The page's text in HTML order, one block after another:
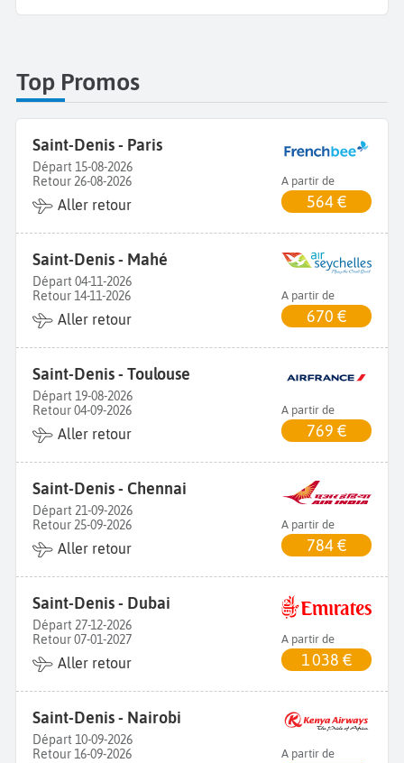
Top Promos
Saint-Denis - Paris
Départ 15-08-2026
Retour 26-08-2026
Aller retour
A partir de
564 €
Saint-Denis - Mahé
Départ 04-11-2026
Retour 14-11-2026
Aller retour
A partir de
670 €
Saint-Denis - Toulouse
Départ 19-08-2026
Retour 04-09-2026
Aller retour
A partir de
769 €
Saint-Denis - Chennai
Départ 21-09-2026
Retour 25-09-2026
Aller retour
A partir de
784 €
Saint-Denis - Dubai
Départ 27-12-2026
Retour 07-01-2027
Aller retour
A partir de
1 038 €
Saint-Denis - Nairobi
Départ 10-09-2026
Retour 16-09-2026
A partir de